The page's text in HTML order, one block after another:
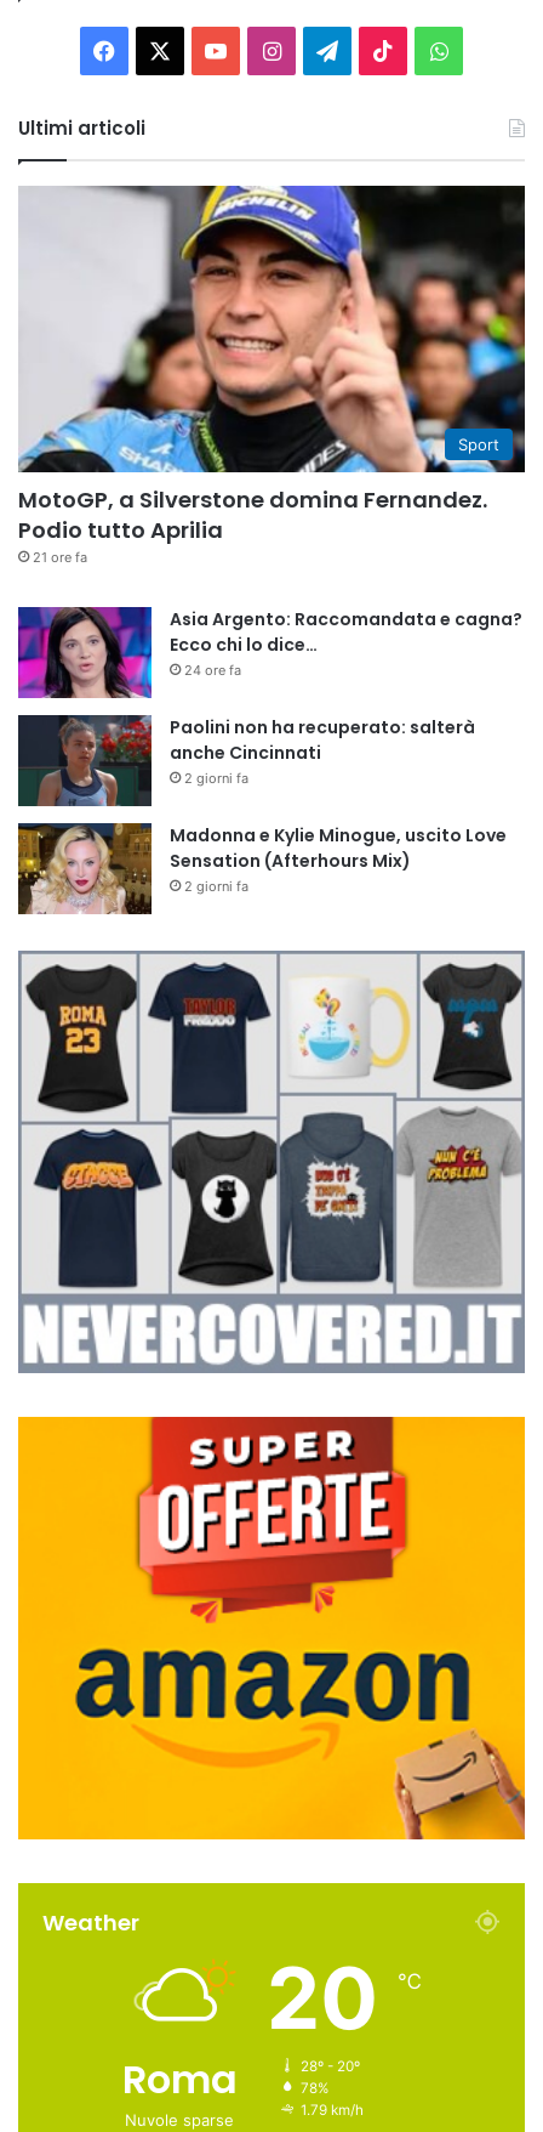
Facebook You InstagramTelegram
TikTok
Ultimi articoli
Sport
MotoGP, a Silverstone domina Fernandez.
Podio tutto Aprilia
21 ore fa
Asia Argento: Raccomandata e cagna?
Ecco chi lo dice…
24 ore fa
Paolini non ha recuperato: salterà
anche Cincinnati
2 giorni fa
Madonna e Kylie Minogue, uscito Love
Sensation (Afterhours Mix)
2 giorni fa
Weather
Roma
Nuvole sparse
20 ℃
28º - 20º
78%
1.79 km/h